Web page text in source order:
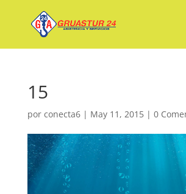
15
por conecta6| May 11, 2015| 0